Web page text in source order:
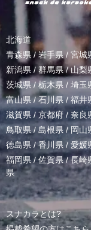
北海道
青森県 / 岩手県/ 宮城
新潟県 /群馬県/山梨
茨城県 / 栃木県 / 埼玉
富山県 /石川県/福井
滋賀県 / 京都府 / 奈良
鳥取県/ 島根県 /岡山
徳島県 /香川県 / 愛媛
福岡県/佐賀県/長崎
県
スナカラとは?